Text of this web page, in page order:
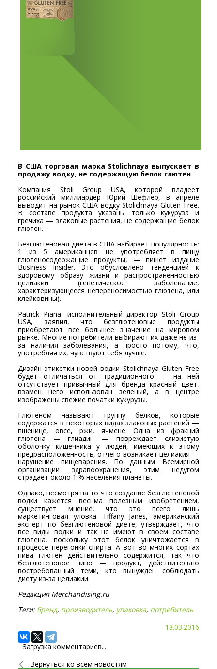
В США торговая марка Stolichnaya выпускает в
продажу водку, не содержащую белок глютен.
Компания Stoli Group USA, которой владеет
российский миллиардер Юрий Шефлер, в апреле
выводит на рынок США водку Stolichnaya Gluten Free.
В составе продукта указаны только кукуруза и
гречиха — злаковые растения, не содержащие белок
глютен.
Безглютеновая диета в США набирает популярность:
1 из 5 американцев не употребляет в пищу
глютеносодержащие продукты, — пишет издание
Business Insider. Это обусловлено тенденцией к
здоровому образу жизни и распространенностью
целиакии (генетическое заболевание,
характеризующееся непереносимостью глютена, или
клейковины).
Patrick Piana, исполнительный директор Stoli Group
USA, заявил, что безглютеновые продукты
приобретают всё большее значение на мировом
рынке. Многие потребители выбирают их даже не из-
за наличия заболевания, а просто потому, что,
употребляя их, чувствуют себя лучше.
Дизайн этикетки новой водки Stolichnaya Gluten Free
будет отличаться от традиционного — на ней
отсутствует привычный для бренда красный цвет,
взамен него использован зеленый, а в центре
изображены свежие початки кукурузы.
Глютеном называют группу белков, которые
содержатся в некоторых видах злаковых растений —
пшенице, овсе, ржи, ячмене. Одна из фракций
глютена — глиадин — повреждает слизистую
оболочку кишечника у людей, имеющих к этому
предрасположенность, отчего возникает целиакия —
нарушение пищеварения. По данным Всемирной
организации здравоохранения, этим недугом
страдает около 1 % населения планеты.
Однако, несмотря на то что создание безглютеновой
водки кажется весьма полезным изобретением,
существует мнение, что это всего лишь
маркетинговая уловка. Tiffany Janes, американский
эксперт по безглютеновой диете, утверждает, что
все виды водки и так не имеют в своем составе
глютена, поскольку этот белок уничтожается в
процессе перегонки спирта. А вот во многих сортах
пива глютен действительно содержится, так что
безглютеновое пиво — продукт, действительно
востребованный теми, кто вынужден соблюдать
диету из-за целиакии.
Редакция Merchandising.ru
Теги: бренд, производитель, упаковка, потребитель
18.03.2016
Загрузка комментариев...
Вернуться ко всем новостям